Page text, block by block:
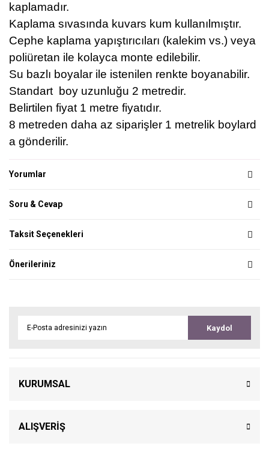
kaplamadır.
Kaplama sıvasında kuvars kum kullanılmıştır.
Cephe kaplama yapıştırıcıları (kalekim vs.) veya
poliüretan ile kolayca monte edilebilir.
Su bazlı boyalar ile istenilen renkte boyanabilir.
Standart boy uzunluğu 2 metredir.
Belirtilen fiyat 1 metre fiyatıdır.
8 metreden daha az siparişler 1 metrelik boylard
a gönderilir.
Yorumlar
Soru & Cevap
Taksit Seçenekleri
Önerileriniz
Kaydol
KURUMSAL
ALIŞVERİŞ